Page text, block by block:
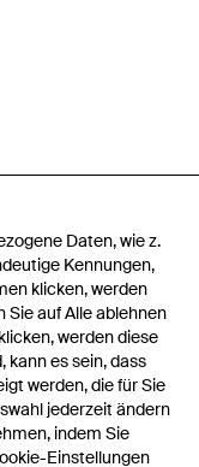
Daten, wie z.
Kennungen,
klicken, werden
Sie auf Alle ablehnen
werden diese
kann es sein, dass
werden, die für Sie
jederzeit ändern
indem Sie
Einstellungen
Daten, wie z.
Kennungen,
klicken, werden
Sie auf Alle ablehnen
werden diese
kann es sein, dass
werden, die für Sie
jederzeit ändern
indem Sie
Einstellungen